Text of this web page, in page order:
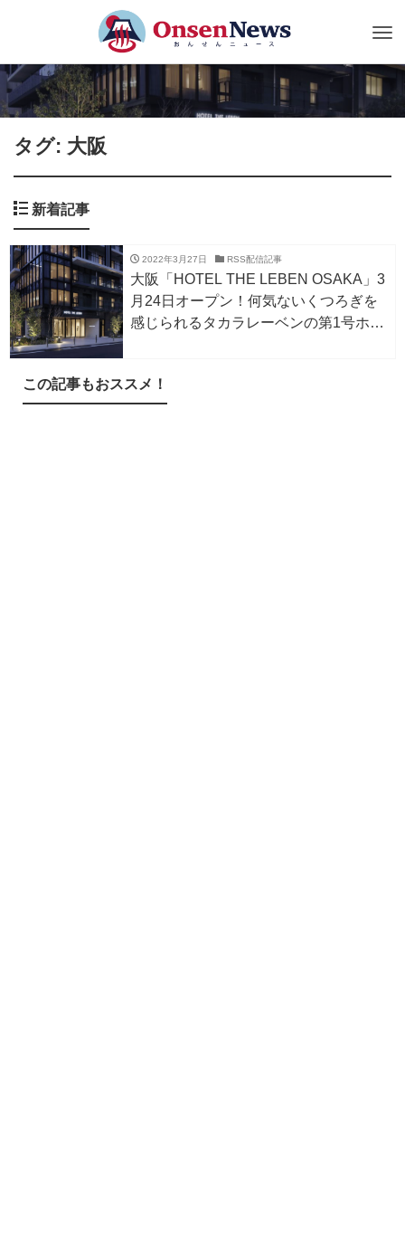
タグ: 大阪
新着記事
2022年3月27日 RSS配信記事
大阪「HOTEL THE LEBEN OSAKA」3
月24日オープン！何気ないくつろぎを
感じられるタカラレーベンの第1号ホテ
この記事もおススメ！